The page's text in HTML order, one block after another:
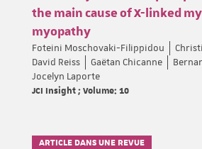
the main cause of X-linked
myopathy
Foteini Moschovaki-Filippidou
David Reiss
Gaëtan Chicanne
Jocelyn Laporte
JCI Insight ; Volume: 10
ARTICLE DANS UNE REVUE